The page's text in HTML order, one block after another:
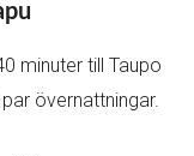
minuter till Taupo
övernattningar.